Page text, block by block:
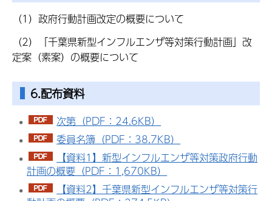
（1）政府行動計画改定の概要について
（2）「千葉県新型インフルエンザ等対策行動計画」改
定案（素案）の概要について
6.配布資料
次第（PDF：24.6KB）
委員名簿（PDF：38.7KB）
【資料1】新型インフルエンザ等対策政府行動
計画の概要（PDF：1,670KB）
【資料2】千葉県新型インフルエンザ等対策行